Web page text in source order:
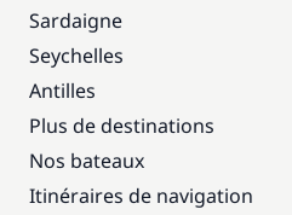
Sardaigne
Seychelles
Antilles
Plus de destinations
Nos bateaux
Itinéraires de navigation